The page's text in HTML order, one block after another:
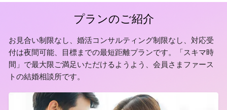
プランのご紹介
お見合い制限なし、婚活コンサルティング制限なし、対応受
付は夜間可能、目標までの最短距離プランです。「スキマ時
間」で最大限ご満足いただけるようよう、会員さまファース
トの結婚相談所です。